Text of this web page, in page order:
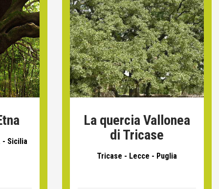
- Sicilia
La quercia Vallonea
di Tricase
Tricase - Lecce - Puglia